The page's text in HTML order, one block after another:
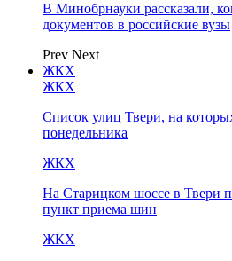
В Минобрнауки рассказали,
документов в российские вузы
Prev Next
ЖКХ
ЖКХ
Список улиц Твери, на
понедельника
ЖКХ
На Старицком шоссе в Твери
пункт приема шин
ЖКХ